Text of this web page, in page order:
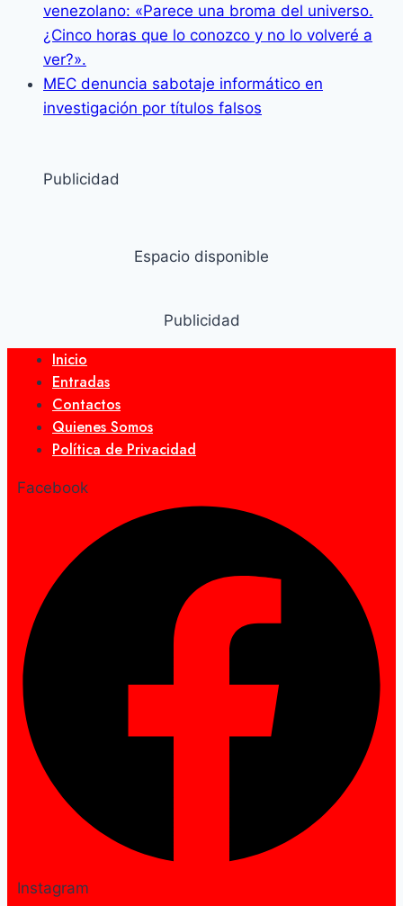
venezolano: «Parece una broma del universo.
¿Cinco horas que lo conozco y no lo volveré a
ver?».
MEC denuncia sabotaje informático en
investigación por títulos falsos
Publicidad
Espacio disponible
Publicidad
Inicio
Entradas
Contactos
Quienes Somos
Política de Privacidad
Facebook
Instagram